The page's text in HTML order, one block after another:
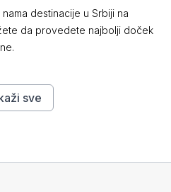
nama destinacije u Srbiji na
da provedete najbolji doček
sve